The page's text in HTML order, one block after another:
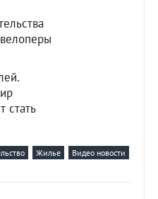
стать
Жилье Видео новости